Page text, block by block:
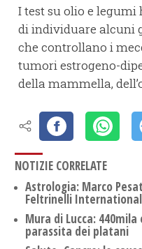
I test su olio e
di individuare alcuni
che controllano i
tumori estrogeno-
della mammella,
NOTIZIE CORRELATE
Astrologia: Marco
Feltrinelli International
Mura di Lucca:
parassita dei platani